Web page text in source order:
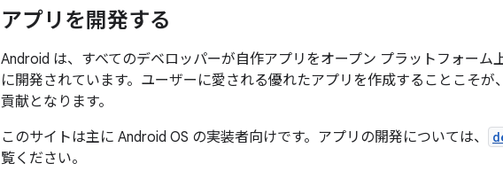
アプリを開発する
Android は、すべてのデベロッパーが自作アプリをオープン プラットフォーム
に開発されています。ユーザーに愛される優れたアプリを作成することこそが
貢献となります。
このサイトは主に Android OS の実装者向けです。アプリの開発については、
覧ください。